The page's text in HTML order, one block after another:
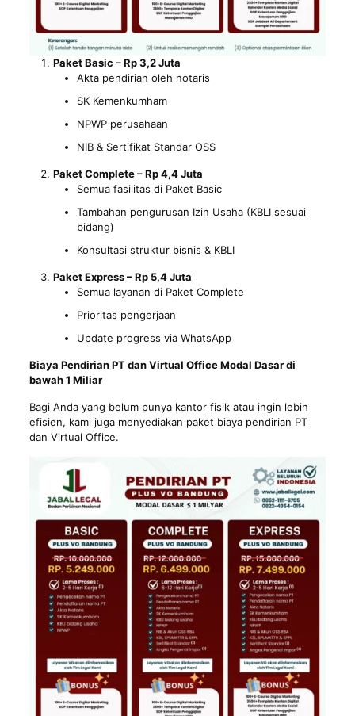
Paket Basic – Rp 3,2 Juta
Akta pendirian oleh notaris
SK Kemenkumham
NPWP perusahaan
NIB & Sertifikat Standar OSS
Paket Complete – Rp 4,4 Juta
Semua fasilitas di Paket Basic
Tambahan pengurusan Izin Usaha (KBLI sesuai
bidang)
Konsultasi struktur bisnis & KBLI
Paket Express – Rp 5,4 Juta
Semua layanan di Paket Complete
Prioritas pengerjaan
Update progress via WhatsApp
Biaya Pendirian PT dan Virtual Office Modal Dasar di
bawah 1 Miliar
Bagi Anda yang belum punya kantor fisik atau ingin lebih
efisien, kami juga menyediakan paket biaya pendirian PT
dan Virtual Office.